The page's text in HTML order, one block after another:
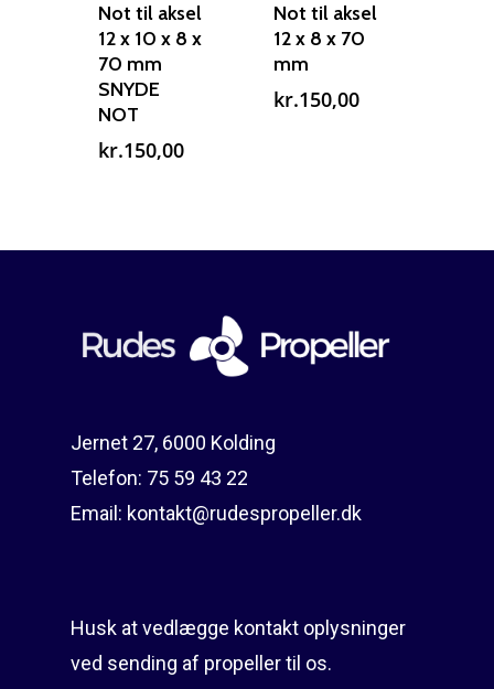
Not til aksel
12 x 10 x 8 x
70 mm
SNYDE
NOT
kr.150,00
Not til aksel
12 x 8 x 70
mm
kr.150,00
Jernet 27, 6000 Kolding
Telefon: 75 59 43 22
Email: kontakt@rudespropeller.dk
Husk at vedlægge kontakt oplysninger
ved sending af propeller til os.
Om reparation
Guides
Er min propel højre
Kontakt
Rudes Propeller